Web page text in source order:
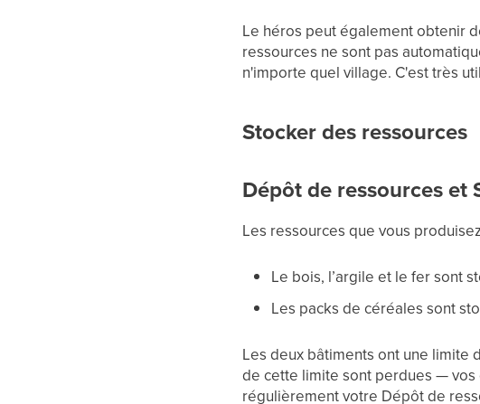
Le héros peut également obtenir
ressources ne sont pas
n'importe quel village. C'est très
Stocker des ressources
Dépôt de ressources et
Les ressources que vous
Le bois, l’argile et le fer sont
Les packs de céréales sont
Les deux bâtiments ont une limite
de cette limite sont perdues —
régulièrement votre Dépôt de